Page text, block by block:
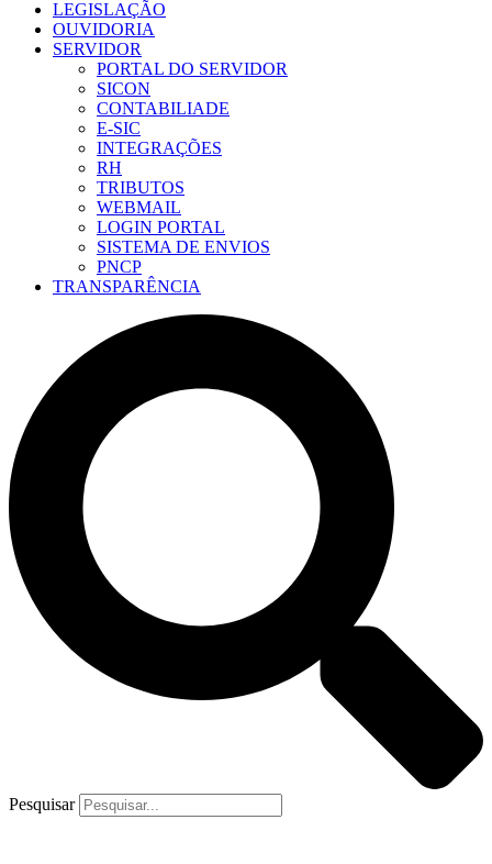
LEGISLAÇÃO
OUVIDORIA
SERVIDOR
PORTAL DO SERVIDOR
SICON
CONTABILIADE
E-SIC
INTEGRAÇÕES
RH
TRIBUTOS
WEBMAIL
LOGIN PORTAL
SISTEMA DE ENVIOS
PNCP
TRANSPARÊNCIA
Pesquisar